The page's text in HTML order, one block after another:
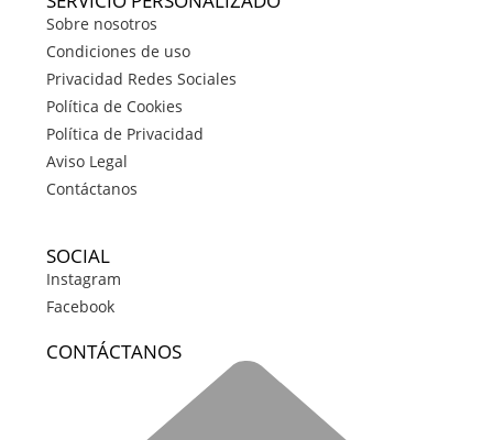
Sobre nosotros
Condiciones de uso
Privacidad Redes Sociales
Política de Cookies
Política de Privacidad
Aviso Legal
Contáctanos
SOCIAL
Instagram
Facebook
CONTÁCTANOS